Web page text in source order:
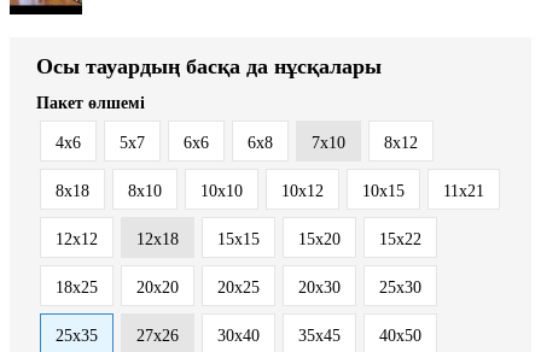
Осы тауардың басқа да нұсқалары
Пакет өлшемі
4x6 5x7 6x6 6x8 7x10 8x12
8x18 8х10 10x10 10x12 10x15 11x21
12x12 12x18 15x15 15x20 15x22
18x25 20x20 20x25 20x30 25x30
25x35 27x26 30x40 35x45 40x50